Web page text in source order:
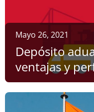
Mayo 26, 2021
Depósito
ventajas y